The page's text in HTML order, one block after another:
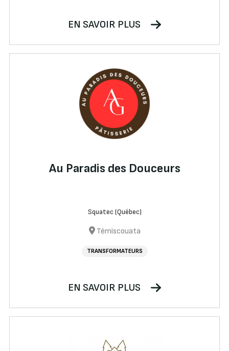
EN SAVOIR PLUS
Au Paradis des Douceurs
Squatec (Québec)
Témiscouata
TRANSFORMATEURS
EN SAVOIR PLUS